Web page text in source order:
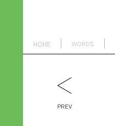
HOME WORDS
PREV